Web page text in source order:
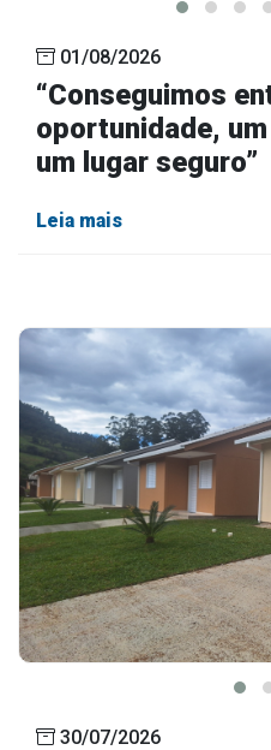
01/08/2026
“Conseguimos
oportunidade,
um lugar seguro”
Leia mais
30/07/2026